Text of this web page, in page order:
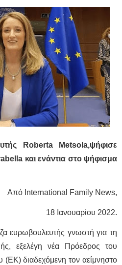
Roberta Metsola,ψήφισε
και ενάντια στο ψήφισμα
Από International Family News,
18 Ιανουαρίου 2022.
ευρωβουλευτής γνωστή για τη
εξελέγη νέα Πρόεδρος του
διαδεχόμενη τον αείμνηστο